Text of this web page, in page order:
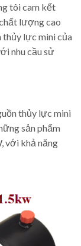
tôi cam kết
lượng cao
thủy lực mini của
nhu cầu sử
thủy lực mini
sản phẩm
với khả năng